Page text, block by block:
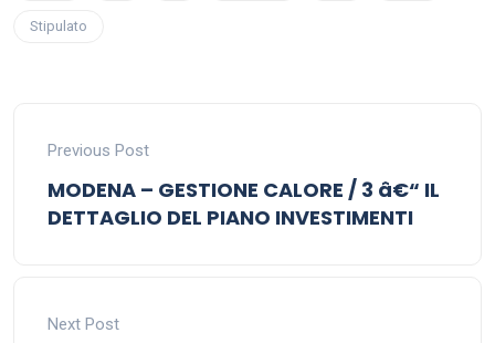
Stipulato
Previous Post
MODENA – GESTIONE CALORE / 3 â€“ IL
DETTAGLIO DEL PIANO INVESTIMENTI
Next Post